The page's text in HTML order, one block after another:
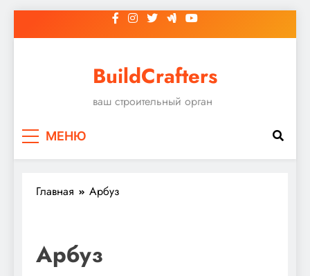
к
BuildCrafters
ваш строительный орган
МЕНЮ
Главная Арбуз
Арбуз